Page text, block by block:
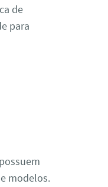
de
para
modelos.